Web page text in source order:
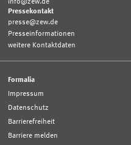
info@zew.de
Pressekontakt
presse@zew.de
Presseinformationen
weitere Kontaktdaten
Formalia
Impressum
Datenschutz
Barrierefreiheit
Barriere melden